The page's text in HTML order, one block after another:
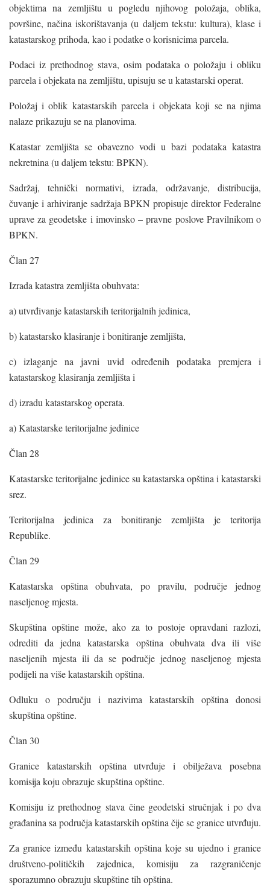
objektima na zemljištu u pogledu njihovog položaja, oblika,
površine, načina iskorištavanja (u daljem tekstu: kultura), klase i
katastarskog prihoda, kao i podatke o korisnicima parcela.
Podaci iz prethodnog stava, osim podataka o položaju i obliku
parcela i objekata na zemljištu, upisuju se u katastarski operat.
Položaj i oblik katastarskih parcela i objekata koji se na njima
nalaze prikazuju se na planovima.
Katastar zemljišta se obavezno vodi u bazi podataka katastra
nekretnina (u daljem tekstu: BPKN).
Sadržaj, tehnički normativi, izrada, održavanje, distribucija,
čuvanje i arhiviranje sadržaja BPKN propisuje direktor Federalne
uprave za geodetske i imovinsko – pravne poslove Pravilnikom o
BPKN.
Član 27
Izrada katastra zemljišta obuhvata:
a) utvrđivanje katastarskih teritorijalnih jedinica,
b) katastarsko klasiranje i bonitiranje zemljišta,
c) izlaganje na javni uvid određenih podataka premjera i
katastarskog klasiranja zemljišta i
d) izradu katastarskog operata.
a) Katastarske teritorijalne jedinice
Član 28
Katastarske teritorijalne jedinice su katastarska opština i katastarski
srez.
Teritorijalna jedinica za bonitiranje zemljišta je teritorija
Republike.
Član 29
Katastarska opština obuhvata, po pravilu, područje jednog
naseljenog mjesta.
Skupština opštine može, ako za to postoje opravdani razlozi,
odrediti da jedna katastarska opština obuhvata dva ili više
naseljenih mjesta ili da se područje jednog naseljenog mjesta
podijeli na više katastarskih opština.
Odluku o području i nazivima katastarskih opština donosi
skupština opštine.
Član 30
Granice katastarskih opština utvrđuje i obilježava posebna
komisija koju obrazuje skupština opštine.
Komisiju iz prethodnog stava čine geodetski stručnjak i po dva
građanina sa područja katastarskih opština čije se granice utvrđuju.
Za granice između katastarskih opština koje su ujedno i granice
društveno-političkih zajednica, komisiju za razgraničenje
sporazumno obrazuju skupštine tih opština.